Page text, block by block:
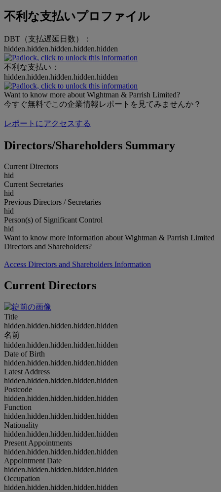
不利な支払いプロファイル
DBT（支払遅延日数）：
hidden.hidden.hidden.hidden.hidden
不利な支払い：
hidden.hidden.hidden.hidden.hidden
Want to know more about Wightman & Parrish Limited?
今すぐ無料でこの企業情報レポートを見てみませんか？
レポートにアクセスする
Directors/Shareholders Summary
Current Directors
hid
Current Secretaries
hid
Previous Directors / Secretaries
hid
Person(s) of Significant Control
hid
Want to know more information about Wightman & Parrish Limited
Directors and Shareholders?
Access Directors and Shareholders Information
Current Directors
Title
hidden.hidden.hidden.hidden.hidden
名前
hidden.hidden.hidden.hidden.hidden
Date of Birth
hidden.hidden.hidden.hidden.hidden
Latest Address
hidden.hidden.hidden.hidden.hidden
Postcode
hidden.hidden.hidden.hidden.hidden
Function
hidden.hidden.hidden.hidden.hidden
Nationality
hidden.hidden.hidden.hidden.hidden
Present Appointments
hidden.hidden.hidden.hidden.hidden
Appointment Date
hidden.hidden.hidden.hidden.hidden
Occupation
hidden.hidden.hidden.hidden.hidden